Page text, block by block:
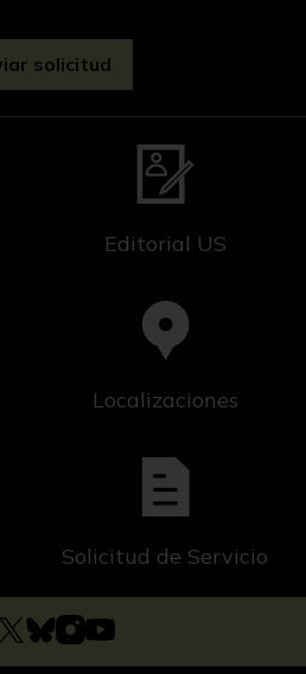
Editorial US
Localizaciones
Solicitud de Servicio